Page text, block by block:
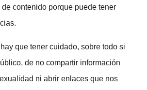
contenido porque puede tener
que tener cuidado, sobre todo si
de no compartir información
ni abrir enlaces que nos